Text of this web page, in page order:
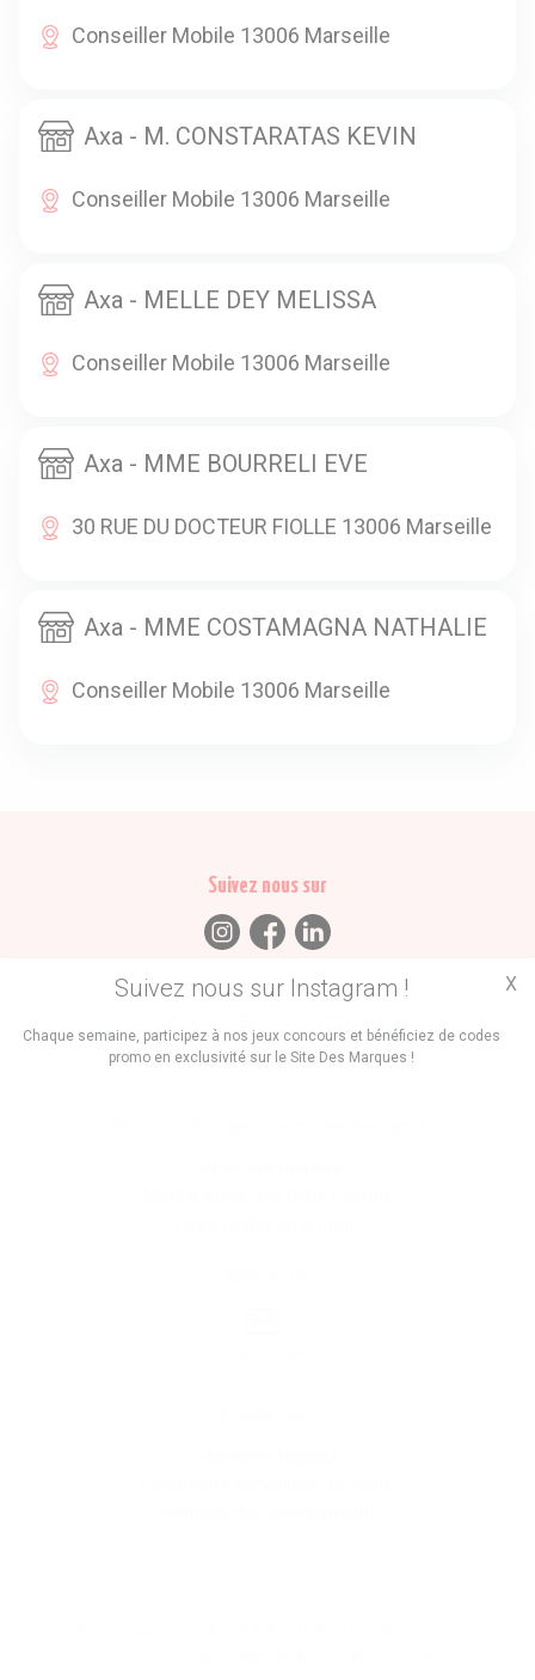
Conseiller Mobile 13006 Marseille
Axa - M. CONSTARATAS KEVIN
Conseiller Mobile 13006 Marseille
Axa - MELLE DEY MELISSA
Conseiller Mobile 13006 Marseille
Axa - MME BOURRELI EVE
30 RUE DU DOCTEUR FIOLLE 13006 Marseille
Axa - MME COSTAMAGNA NATHALIE
Conseiller Mobile 13006 Marseille
Suivez nous sur Instagram !
Chaque semaine, participez à nos jeux concours et bénéficiez de codes
promo en exclusivité sur le Site Des Marques !
X
Suivez nous sur
Trouvez des
Promos Marques Boutiques